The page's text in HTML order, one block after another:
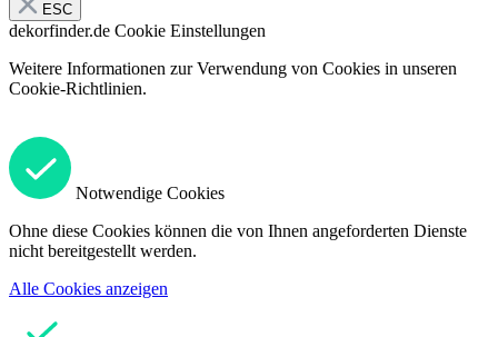
ESC
dekorfinder.de Cookie Einstellungen
Weitere Informationen zur Verwendung von Cookies in unseren
Cookie-Richtlinien.
Notwendige Cookies
Ohne diese Cookies können die von Ihnen angeforderten Dienste
nicht bereitgestellt werden.
Alle Cookies anzeigen